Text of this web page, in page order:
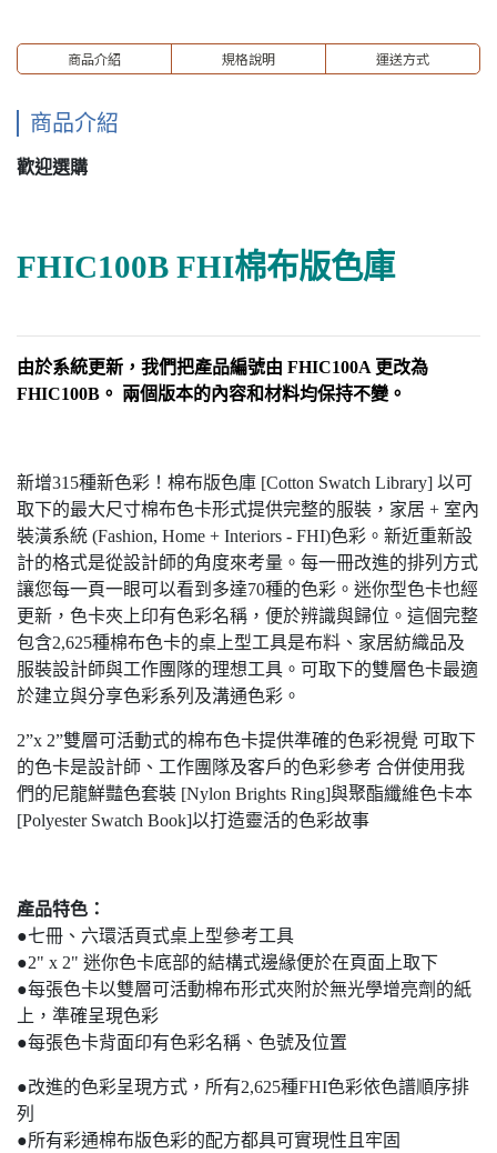
商品介紹 規格說明 運送方式
商品介紹
歡迎選購
FHIC100B FHI棉布版色庫
由於系統更新，我們把產品編號由 FHIC100A 更改為
FHIC100B。 兩個版本的內容和材料均保持不變。
新增315種新色彩！棉布版色庫 [Cotton Swatch Library] 以可
取下的最大尺寸棉布色卡形式提供完整的服裝，家居 + 室內
裝潢系統 (Fashion, Home + Interiors - FHI)色彩。新近重新設
計的格式是從設計師的角度來考量。每一冊改進的排列方式
讓您每一頁一眼可以看到多達70種的色彩。迷你型色卡也經
更新，色卡夾上印有色彩名稱，便於辨識與歸位。這個完整
包含2,625種棉布色卡的桌上型工具是布料、家居紡織品及
服裝設計師與工作團隊的理想工具。可取下的雙層色卡最適
於建立與分享色彩系列及溝通色彩。
2”x 2”雙層可活動式的棉布色卡提供準確的色彩視覺 可取下
的色卡是設計師、工作團隊及客戶的色彩參考 合併使用我
們的尼龍鮮豔色套裝 [Nylon Brights Ring]與聚酯纖維色卡本
[Polyester Swatch Book]以打造靈活的色彩故事
產品特色：
●七冊、六環活頁式桌上型參考工具
●2" x 2" 迷你色卡底部的結構式邊緣便於在頁面上取下
●每張色卡以雙層可活動棉布形式夾附於無光學增亮劑的紙
上，準確呈現色彩
●每張色卡背面印有色彩名稱、色號及位置
●改進的色彩呈現方式，所有2,625種FHI色彩依色譜順序排
列
●所有彩通棉布版色彩的配方都具可實現性且牢固